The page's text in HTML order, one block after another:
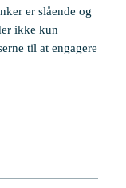
er slående og
ikke kun
til at engagere